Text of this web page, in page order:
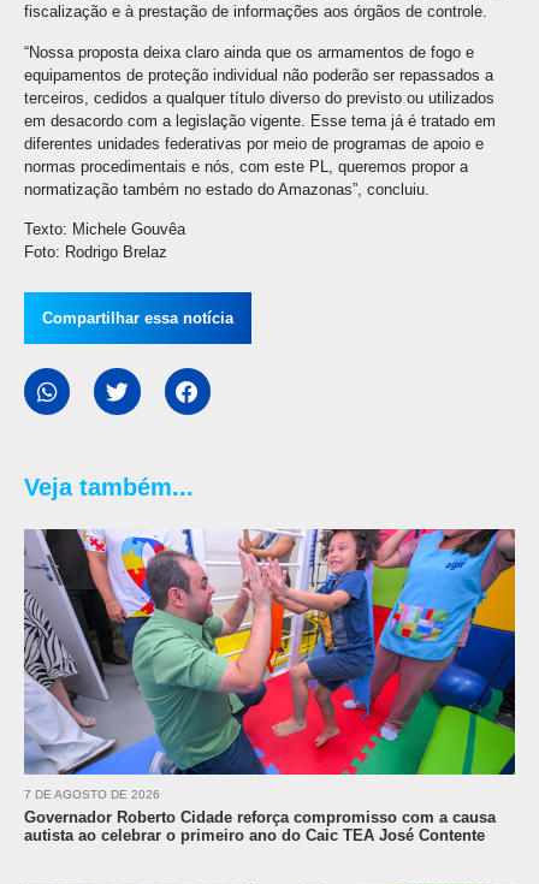
fiscalização e à prestação de informações aos órgãos de controle.
“Nossa proposta deixa claro ainda que os armamentos de fogo e
equipamentos de proteção individual não poderão ser repassados a
terceiros, cedidos a qualquer título diverso do previsto ou utilizados
em desacordo com a legislação vigente. Esse tema já é tratado em
diferentes unidades federativas por meio de programas de apoio e
normas procedimentais e nós, com este PL, queremos propor a
normatização também no estado do Amazonas”, concluiu.
Texto: Michele Gouvêa
Foto: Rodrigo Brelaz
Compartilhar essa notícia
Veja também...
Governador Roberto Cidade reforça compromisso com a causa
autista ao celebrar o primeiro ano do Caic TEA José Contente
7 DE AGOSTO DE 2026